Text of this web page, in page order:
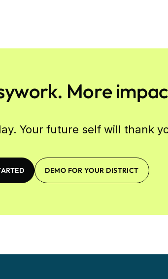
More
Your future self will thank
DEMO FOR YOUR DISTRICT